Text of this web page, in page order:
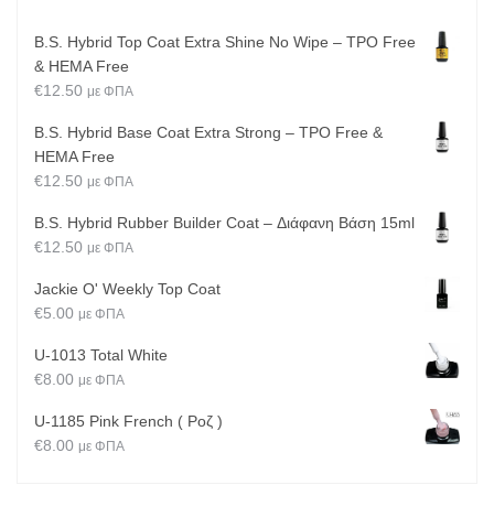
B.S. Hybrid Top Coat Extra Shine No Wipe – TPO Free
& HEMA Free
€12.50 με ΦΠΑ
B.S. Hybrid Base Coat Extra Strong – TPO Free &
HEMA Free
€12.50 με ΦΠΑ
B.S. Hybrid Rubber Builder Coat – Διάφανη Βάση 15ml
€12.50 με ΦΠΑ
Jackie O' Weekly Top Coat
€5.00 με ΦΠΑ
U-1013 Total White
€8.00 με ΦΠΑ
U-1185 Pink French ( Ροζ )
€8.00 με ΦΠΑ